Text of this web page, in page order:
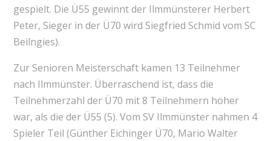
gespielt. Die Ü55 gewinnt der Ilmmünsterer Herbert
Peter, Sieger in der Ü70 wird Siegfried Schmid vom SC
Beilngies).
Zur Senioren Meisterschaft kamen 13 Teilnehmer
nach Ilmmünster. Überraschend ist, dass die
Teilnehmerzahl der Ü70 mit 8 Teilnehmern höher
war, als die der Ü55 (5). Vom SV Ilmmünster nahmen 4
Spieler Teil (Günther Eichinger Ü70, Mario Walter